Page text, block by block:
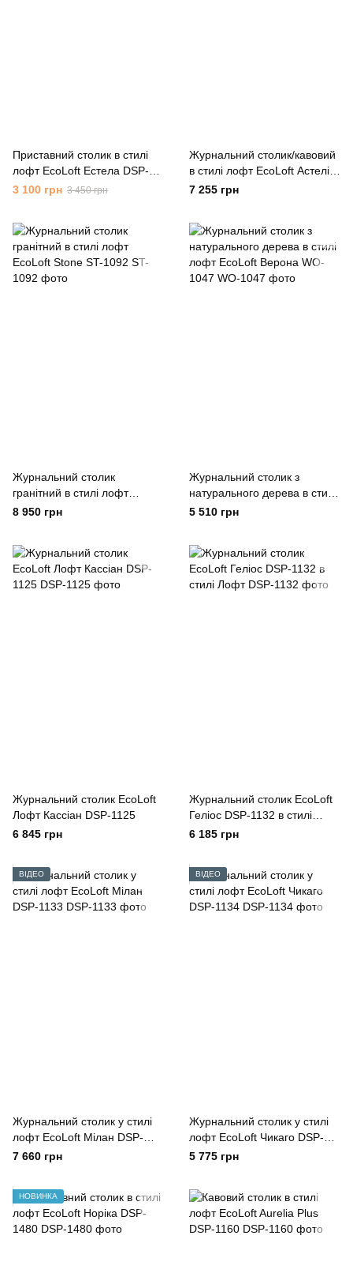
Приставний столик в стилі
лофт EcoLoft Естела DSP-
1066
3 100 грн 3 450 грн
Журнальний столик/кавовий
в стилі лофт EcoLoft Астелія
DSP-1053
7 255 грн
Журнальний столик
гранітний в стилі лофт
EcoLoft Stone ST-1092
8 950 грн
Журнальний столик з
натурального дерева в стилі
лофт EcoLoft Верона WO-
5 510 грн
Журнальний столик EcoLoft
Лофт Кассіан DSP-1125
6 845 грн
Журнальний столик EcoLoft
Геліос DSP-1132 в стилі
Лофт
6 185 грн
ВІДЕО
Журнальний столик у стилі
лофт EcoLoft Мілан DSP-
1133
7 660 грн
ВІДЕО
Журнальний столик у стилі
лофт EcoLoft Чикаго DSP-
1134
5 775 грн
НОВИНКА